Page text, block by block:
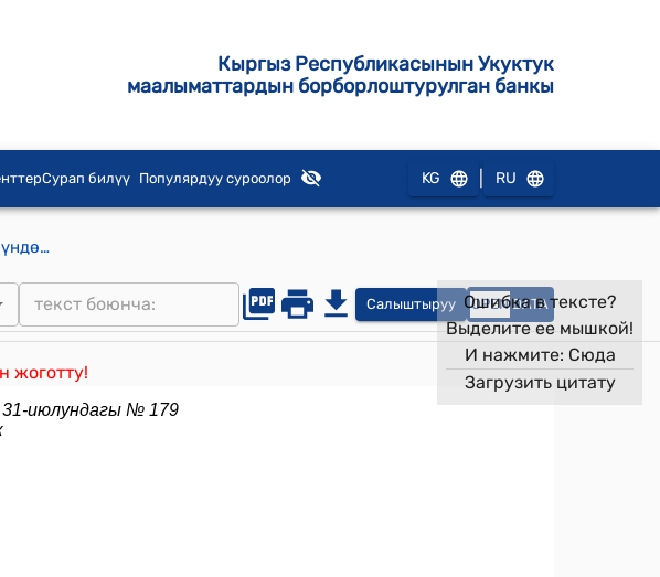
Кыргыз Республикасынын Укуктук
маалыматтардын борборлоштурулган банкы
Сурап билүү Популярдуу суроолор KG RU
КР 2013-жылдын 22-майындагы № 75 "Электр жана почта байланышы жөнүндө" Кыргыз Республикасынын Мыйзамына өзгөртүү жана толуктоо киргизүү тууралуу" Мыйзамы
Салыштыруу OPEN DATA
жоготту!
Ошибка в тексте?
Выделите ее мышкой!
И нажмите: Сюда
Загрузить цитату